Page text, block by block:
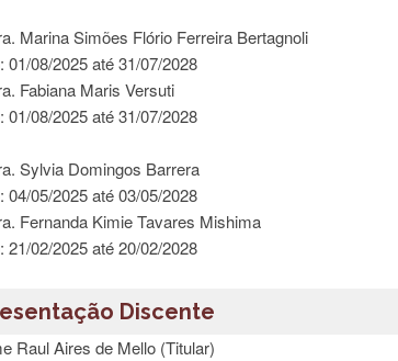
Marina Simões Flório Ferreira Bertagnoli
01/08/2025 até 31/07/2028
Fabiana Maris Versuti
01/08/2025 até 31/07/2028
Sylvia Domingos Barrera
04/05/2025 até 03/05/2028
Fernanda Kimie Tavares Mishima
21/02/2025 até 20/02/2028
Discente
Raul Aires de Mello (Titular)